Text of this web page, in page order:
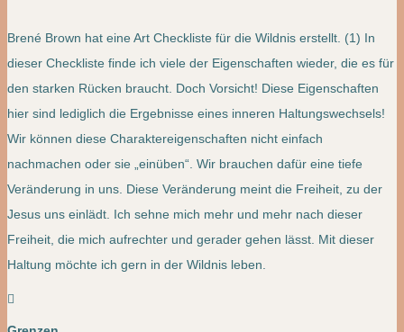
Brené Brown hat eine Art Checkliste für die Wildnis erstellt. (1) In
dieser Checkliste finde ich viele der Eigenschaften wieder, die es für
den starken Rücken braucht. Doch Vorsicht! Diese Eigenschaften
hier sind lediglich die Ergebnisse eines inneren Haltungswechsels!
Wir können diese Charaktereigenschaften nicht einfach
nachmachen oder sie „einüben“. Wir brauchen dafür eine tiefe
Veränderung in uns. Diese Veränderung meint die Freiheit, zu der
Jesus uns einlädt. Ich sehne mich mehr und mehr nach dieser
Freiheit, die mich aufrechter und gerader gehen lässt. Mit dieser
Haltung möchte ich gern in der Wildnis leben.
